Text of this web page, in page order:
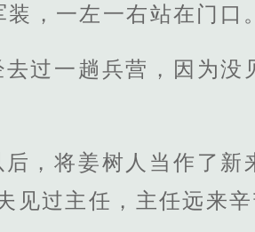
，一左一右站在门口。
去过一趟兵营，因为
，将姜树人当作了
见过主任，主任远来辛